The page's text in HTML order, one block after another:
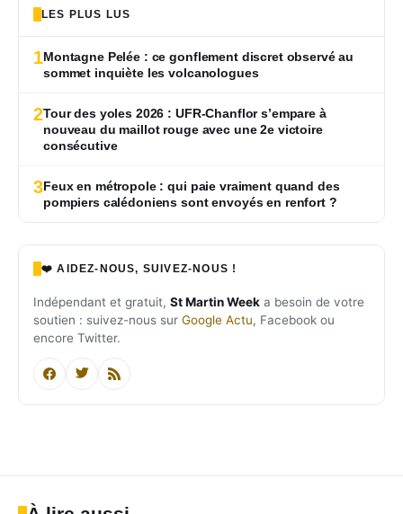
LES PLUS LUS
1Montagne Pelée : ce gonflement discret observé au
sommet inquiète les volcanologues
2Tour des yoles 2026 : UFR-Chanflor s’empare à
nouveau du maillot rouge avec une 2e victoire
consécutive
3Feux en métropole : qui paie vraiment quand des
pompiers calédoniens sont envoyés en renfort ?
❤️ AIDEZ-NOUS, SUIVEZ-NOUS !
Indépendant et gratuit, St Martin Week a besoin de votre
soutien : suivez-nous sur Google Actu, Facebook ou
encore Twitter.